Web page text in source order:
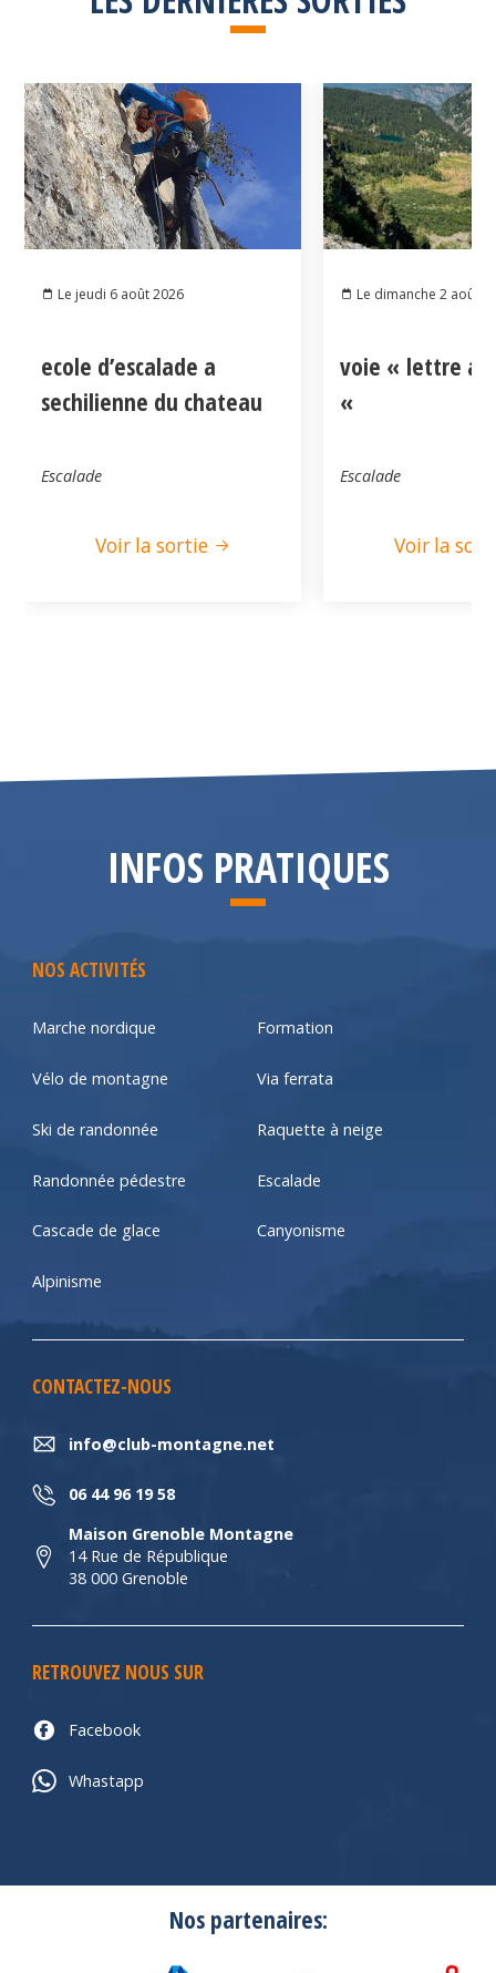
Le jeudi 6 août 2026
ecole d’escalade a
sechilienne du chateau
Escalade
Voir la sortie
Le dimanche 2 août
voie « lettre
«
Escalade
Voir la
INFOS PRATIQUES
NOS ACTIVITÉS
Marche nordique Formation
Vélo de montagne Via ferrata
Ski de randonnée Raquette à neige
Randonnée pédestre Escalade
Cascade de glace Canyonisme
Alpinisme
CONTACTEZ-NOUS
info@club-montagne.net
06 44 96 19 58
Maison Grenoble Montagne
14 Rue de République
38 000 Grenoble
RETROUVEZ NOUS SUR
Facebook
Whastapp
Nos partenaires: